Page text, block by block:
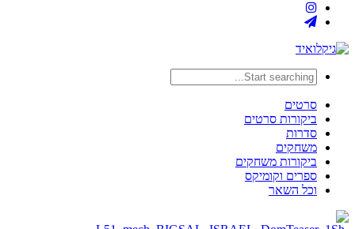
סרטים
ביקורות סרטים
סדרות
משחקים
ביקורות משחקים
ספרים וקומיקס
וכל השאר